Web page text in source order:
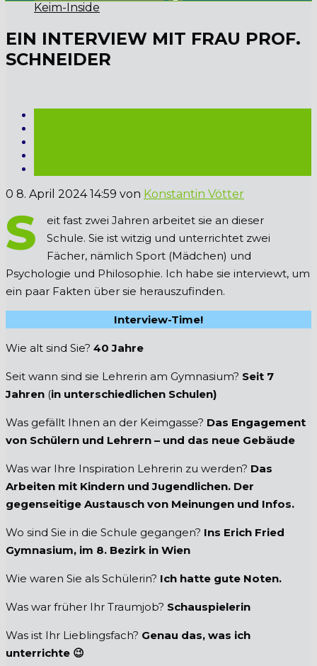
Keim-Inside
EIN INTERVIEW MIT FRAU PROF.
SCHNEIDER
0 8. April 2024 14:59 von Konstantin Vötter
S
eit fast zwei Jahren arbeitet sie an dieser
Schule. Sie ist witzig und unterrichtet zwei
Fächer, nämlich Sport (Mädchen) und
Psychologie und Philosophie. Ich habe sie interviewt, um
ein paar Fakten über sie herauszufinden.
Interview-Time!
Wie alt sind Sie? 40 Jahre
Seit wann sind sie Lehrerin am Gymnasium? Seit 7
Jahren (in unterschiedlichen Schulen)
Was gefällt Ihnen an der Keimgasse? Das Engagement
von Schülern und Lehrern – und das neue Gebäude
Was war Ihre Inspiration Lehrerin zu werden? Das
Arbeiten mit Kindern und Jugendlichen. Der
gegenseitige Austausch von Meinungen und Infos.
Wo sind Sie in die Schule gegangen? Ins Erich Fried
Gymnasium, im 8. Bezirk in Wien
Wie waren Sie als Schülerin? Ich hatte gute Noten.
Was war früher Ihr Traumjob? Schauspielerin
Was ist Ihr Lieblingsfach? Genau das, was ich
unterrichte 😉